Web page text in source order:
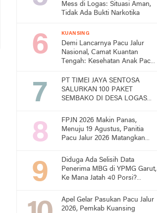
Mess di Logas: Situasi Aman,
Tidak Ada Bukti Narkotika
KUANSING
Demi Lancarnya Pacu Jalur
Nasional, Camat Kuantan
Tengah: Kesehatan Anak Pacu
PT TIMEI JAYA SENTOSA
SALURKAN 100 PAKET
SEMBAKO DI DESA LOGAS
UCAPKAN TERIMA KASIH
FPJN 2026 Makin Panas,
Menuju 19 Agustus, Panitia
Pacu Jalur 2026 Matangkan
Diduga Ada Selisih Data
Penerima MBG di YPMG Garut,
Ke Mana Jatah 40 Porsi?
Penjelasan
Apel Gelar Pasukan Pacu Jalur
2026, Pemkab Kuansing